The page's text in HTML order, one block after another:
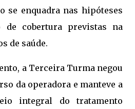
se enquadra nas hipóteses
de cobertura previstas na
de saúde.
a Terceira Turma negou
da operadora e manteve a
integral do tratamento